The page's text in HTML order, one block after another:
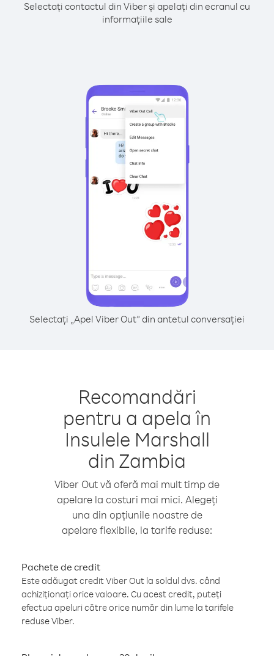
Selectați contactul din Viber și apelați din ecranul cu
informațiile sale
Selectați „Apel Viber Out” din antetul conversației
Recomandări
pentru a apela în
Insulele Marshall
din Zambia
Viber Out vă oferă mai mult timp de
apelare la costuri mai mici. Alegeți
una din opțiunile noastre de
apelare flexibile, la tarife reduse:
Pachete de credit
Este adăugat credit Viber Out la soldul dvs. când
achiziționați orice valoare. Cu acest credit, puteți
efectua apeluri către orice număr din lume la tarifele
reduse Viber.